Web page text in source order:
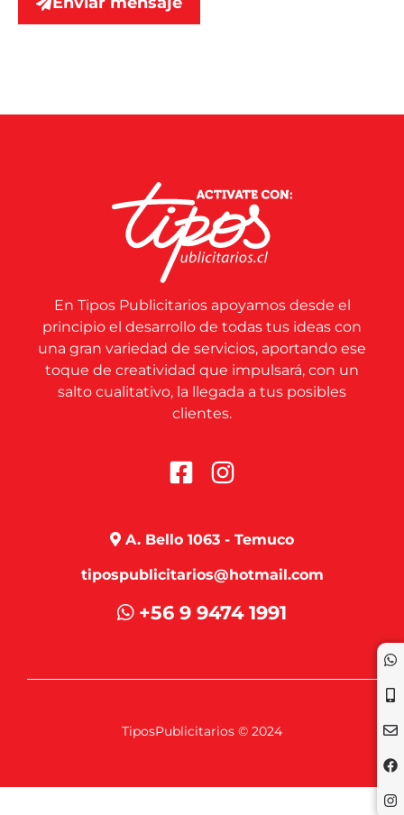
En Tipos Publicitarios apoyamos desde el
principio el desarrollo de todas tus ideas con
una gran variedad de servicios, aportando ese
toque de creatividad que impulsará, con un
salto cualitativo, la llegada a tus posibles
clientes.
A. Bello 1063 - Temuco
tipospublicitarios@hotmail.com
+56 9 9474 1991
TiposPublicitarios © 2024